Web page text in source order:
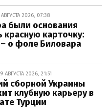
2026, 07:38
были основания
красную карточку:
о фоле Биловара
АВГУСТА 2026, 21:51
сборной Украины
клубную карьеру в
Турции